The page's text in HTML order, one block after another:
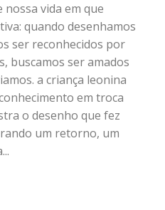
vida em que
quando desenhamos
ser reconhecidos por
buscamos ser amados
a criança leonina
em troca
o desenho que fez
um retorno, um